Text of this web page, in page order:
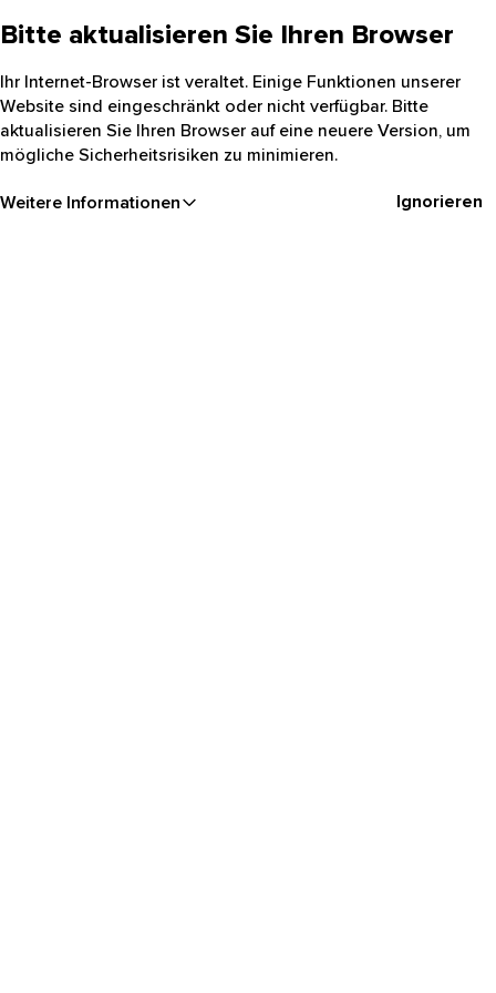
Bitte aktualisieren Sie Ihren Browser
Ihr Internet-Browser ist veraltet. Einige Funktionen unserer
Website sind eingeschränkt oder nicht verfügbar. Bitte
aktualisieren Sie Ihren Browser auf eine neuere Version, um
mögliche Sicherheitsrisiken zu minimieren.
Weitere Informationen Ignorieren